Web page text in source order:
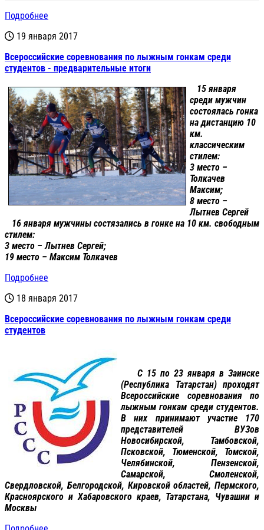
Подробнее
19 января 2017
Всероссийские соревнования по лыжным гонкам среди
студентов - предварительные итоги
15 января
среди мужчин
состоялась гонка
на дистанцию 10
км.
классическим
стилем:
3 место –
Толкачев
Максим;
8 место –
Лытнев Сергей
16 января мужчины состязались в гонке на 10 км. свободным
стилем:
3 место – Лытнев Сергей;
19 место – Максим Толкачев
Подробнее
18 января 2017
Всероссийские соревнования по лыжным гонкам среди
студентов
С 15 по 23 января в Заинске
(Республика Татарстан) проходят
Всероссийские соревнования по
лыжным гонкам среди студентов.
В них принимают участие 170
представителей ВУЗов
Новосибирской, Тамбовской,
Псковской, Тюменской, Томской,
Челябинской, Пензенской,
Самарской, Смоленской,
Свердловской, Белгородской, Кировской областей, Пермского,
Красноярского и Хабаровского краев, Татарстана, Чувашии и
Москвы